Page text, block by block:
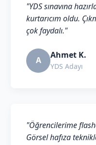
"YDS sınavına
kurtarıcım oldu.
çok faydalı."
A Ahmet K.
YDS Adayı
"Öğrencilerime
Görsel hafıza